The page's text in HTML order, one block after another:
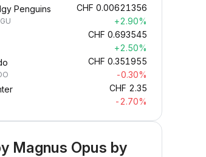
Penguins
CHF 0.00621356
+2.90%
CHF 0.693545
+2.50%
CHF 0.351955
-0.30%
CHF 2.35
-2.70%
Magnus Opus by